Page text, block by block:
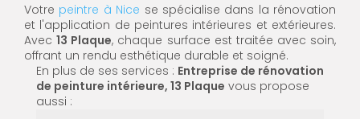
Votre peintre à Nice se spécialise dans la rénovation
et l'application de peintures intérieures et extérieures.
Avec13 Plaque, chaque surface est traitée avec soin,
offrant un rendu esthétique durable et soigné.
En plus de ses services : Entreprise de rénovation
de peinture intérieure, 13 Plaque vous propose
aussi :